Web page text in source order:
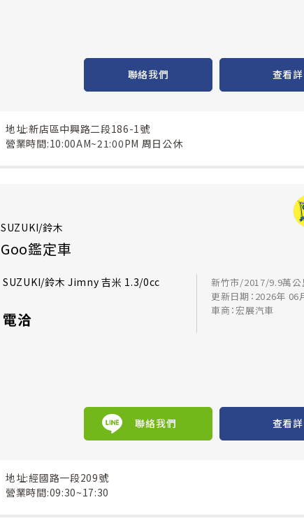
聯絡我們 查看
地址:新店區中興路二段186-1號
營業時間:10:00AM~21:00PM 周日公休
SUZUKI/鈴木
Goo鑑定車
SUZUKI/鈴木 Jimny 吉米 1.3/0cc
電洽
新竹市/2017/9.9萬公
更新日期：2026年 06
車商：宏展汽車
聯絡我們 查看
地址:經國路一段209號
營業時間:09:30~17:30